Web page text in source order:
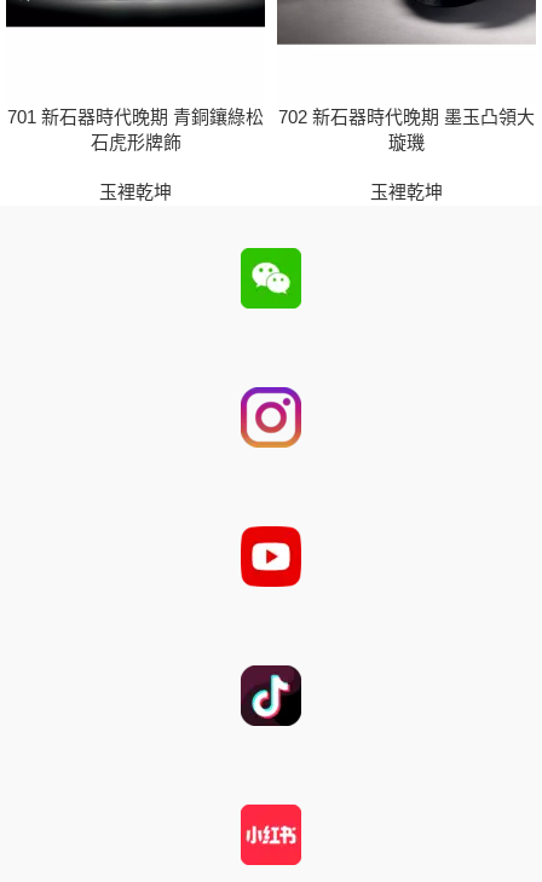
701 新石器時代晚期 青銅鑲綠松
石虎形牌飾
玉裡乾坤
702 新石器時代晚期 墨玉凸領大
璇璣
玉裡乾坤